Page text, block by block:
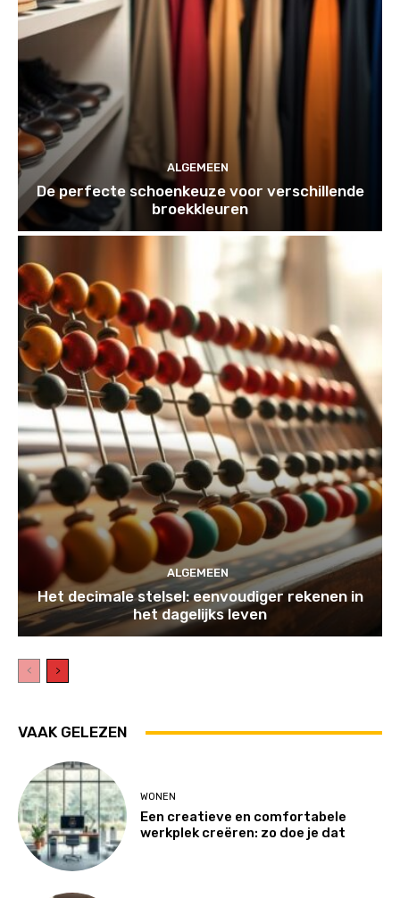
ALGEMEEN
De perfecte schoenkeuze voor verschillende
broekkleuren
ALGEMEEN
Het decimale stelsel: eenvoudiger rekenen in
het dagelijks leven
VAAK GELEZEN
WONEN
Een creatieve en comfortabele
werkplek creëren: zo doe je dat